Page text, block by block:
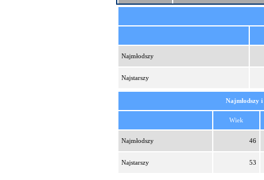
Najmłodszy
Najstarszy
Najmłodszy
Wiek
Najmłodszy 46
Najstarszy 53